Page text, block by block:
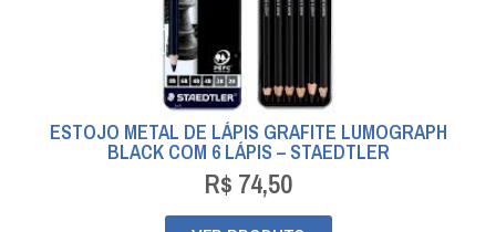
ESTOJO METAL DE LÁPIS GRAFITE LUMOGRAPH
BLACK COM 6 LÁPIS – STAEDTLER
R$ 74,50